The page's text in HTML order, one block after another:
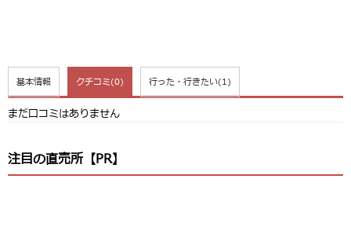
基本情報 クチコミ(0) 行った・行きたい(1)
まだ口コミはありません
注目の直売所【PR】